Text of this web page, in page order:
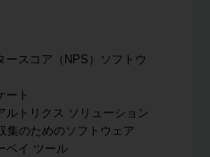
ースコア（NPS）ソフトウ
ート
ルトリクス ソリューション
集のためのソフトウェア
ベイ ツール